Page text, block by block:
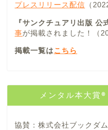
プレスリリース配信 （
『サンクチュアリ出版 公
事が掲載されました！（
掲載一覧はこちら
メンタル本大賞
協賛：株式会社ブックダ